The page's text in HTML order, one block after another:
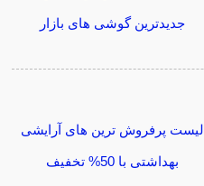
جدیدترین گوشی های بازار
لیست پرفروش ترین های آرایشی
بهداشتی با 50% تخفیف